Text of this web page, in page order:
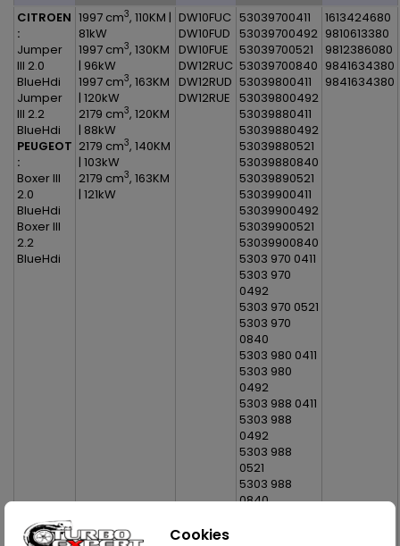
CITROEN
:
Jumper
III 2.0
BlueHdi
Jumper
III 2.2
BlueHdi
PEUGEOT
:
Boxer III
2.0
BlueHdi
Boxer III
2.2
BlueHdi
1997 cm3, 110KM |
81kW
1997 cm3, 130KM
| 96kW
1997 cm3, 163KM
| 120kW
2179 cm3, 120KM
| 88kW
2179 cm3, 140KM
| 103kW
2179 cm3, 163KM
| 121kW
DW10FUC
DW10FUD
DW10FUE
DW12RUC
DW12RUD
DW12RUE
53039700411
53039700492
53039700521
53039700840
53039800411
53039800492
53039880411
53039880492
53039880521
53039880840
53039890521
53039900411
53039900492
53039900521
53039900840
5303 970 0411
5303 970
0492
5303 970 0521
5303 970
0840
5303 980 0411
5303 980
0492
5303 988 0411
5303 988
0492
5303 988
0521
5303 988
0840
1613424680
9810613380
9812386080
9841634380
9841634380
Cookies